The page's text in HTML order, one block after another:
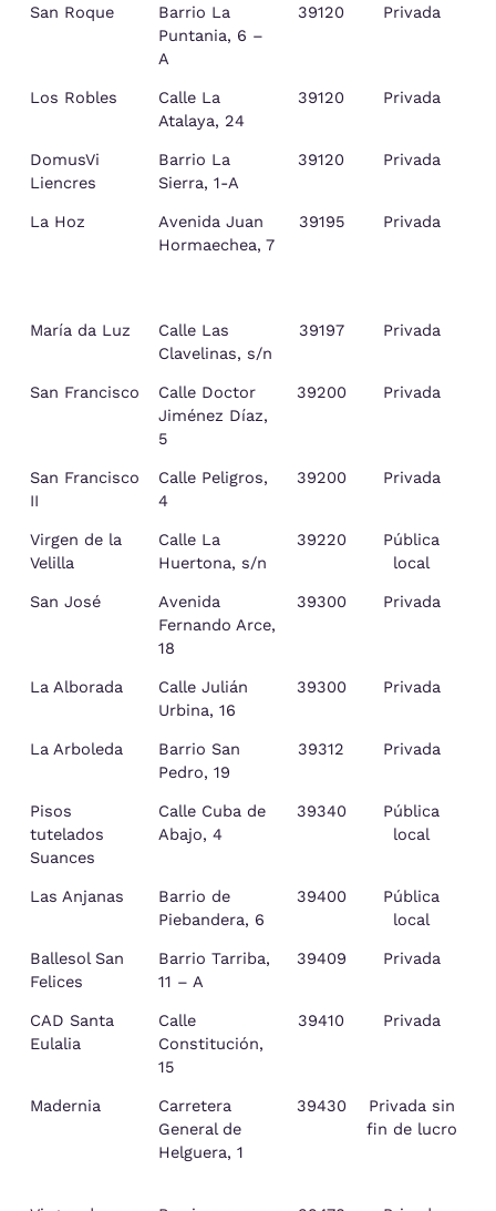
San Roque
Barrio La
Puntania, 6 –
A
39120 Privada
Los Robles
Calle La
Atalaya, 24
39120 Privada
DomusVi
Liencres
Barrio La
Sierra, 1-A
39120 Privada
La Hoz
Avenida Juan
Hormaechea, 7
39195 Privada
María da Luz
Calle Las
Clavelinas, s/n
39197 Privada
San Francisco
Calle Doctor
Jiménez Díaz,
5
39200 Privada
San Francisco
II
Calle Peligros,
4
39200 Privada
Virgen de la
Velilla
Calle La
Huertona, s/n
39220
Pública
local
San José
Avenida
Fernando Arce,
18
39300 Privada
La Alborada
Calle Julián
Urbina, 16
39300 Privada
La Arboleda
Barrio San
Pedro, 19
39312 Privada
Pisos
tutelados
Suances
Calle Cuba de
Abajo, 4
39340
Pública
local
Las Anjanas
Barrio de
Piebandera, 6
39400
Pública
local
Ballesol San
Felices
Barrio Tarriba,
11 – A
39409 Privada
CAD Santa
Eulalia
Calle
Constitución,
15
39410 Privada
Madernia
Carretera
General de
Helguera, 1
39430
Privada sin
fin de lucro